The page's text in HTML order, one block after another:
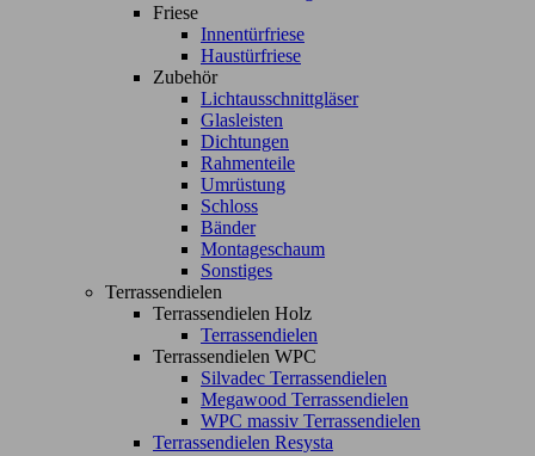
Friese
Innentürfriese
Haustürfriese
Zubehör
Lichtausschnittgläser
Glasleisten
Dichtungen
Rahmenteile
Umrüstung
Schloss
Bänder
Montageschaum
Sonstiges
Terrassendielen
Terrassendielen Holz
Terrassendielen
Terrassendielen WPC
Silvadec Terrassendielen
Megawood Terrassendielen
WPC massiv Terrassendielen
Terrassendielen Resysta